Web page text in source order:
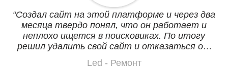
Создал сайт на этой платформе и через два
месяца твердо понял, что он работает и
неплохо ищется в поисковиках. По итогу
решил удалить свой сайт и отказаться от
хостинга и фрилансера кровопийцы который
достал меня совсем, сделав редирект с моего
Led - Ремонт